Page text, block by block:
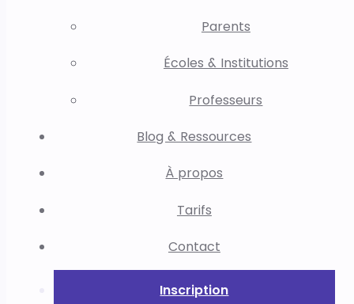
Parents
Écoles & Institutions
Professeurs
Blog & Ressources
À propos
Tarifs
Contact
Inscription